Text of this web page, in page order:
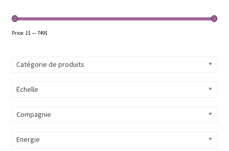
Évènements à venir
Price: 1$ —749$
Catégorie de produits
Échelle
Compagnie
Energie